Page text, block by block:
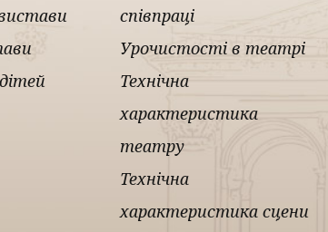
співпраці
Урочистості в театрі
Технічна
характеристика
театру
Технічна
характеристика сцени